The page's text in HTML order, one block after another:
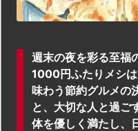
週末の夜を彩る至福
1000円ふたりメシ
味わう節約グルメの
と、大切な人と過ご
体を優しく満たし、